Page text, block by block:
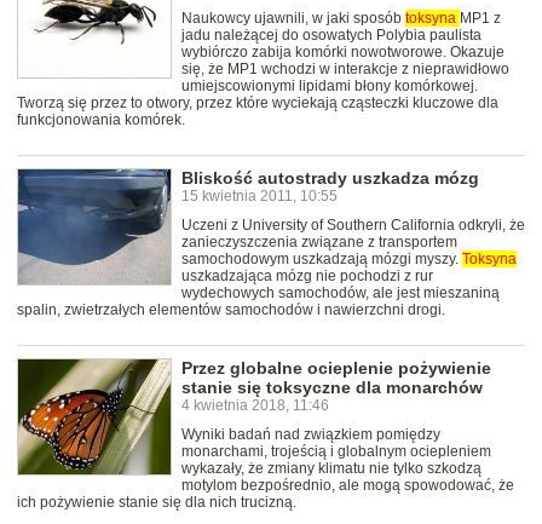
Naukowcy ujawnili, w jaki sposób toksyna MP1 z
jadu należącej do osowatych Polybia paulista
wybiórczo zabija komórki nowotworowe. Okazuje
się, że MP1 wchodzi w interakcje z nieprawidłowo
umiejscowionymi lipidami błony komórkowej.
Tworzą się przez to otwory, przez które wyciekają cząsteczki kluczowe dla
funkcjonowania komórek.
Bliskość autostrady uszkadza mózg
15 kwietnia 2011, 10:55
Uczeni z University of Southern California odkryli, że
zanieczyszczenia związane z transportem
samochodowym uszkadzają mózgi myszy. Toksyna
uszkadzająca mózg nie pochodzi z rur
wydechowych samochodów, ale jest mieszaniną
spalin, zwietrzałych elementów samochodów i nawierzchni drogi.
Przez globalne ocieplenie pożywienie
stanie się toksyczne dla monarchów
4 kwietnia 2018, 11:46
Wyniki badań nad związkiem pomiędzy
monarchami, trojeścią i globalnym ociepleniem
wykazały, że zmiany klimatu nie tylko szkodzą
motylom bezpośrednio, ale mogą spowodować, że
ich pożywienie stanie się dla nich trucizną.